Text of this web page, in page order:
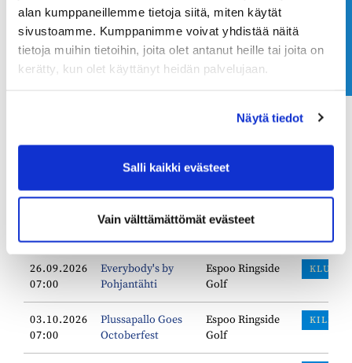
alan kumppaneillemme tietoja siitä, miten käytät
sivustoamme. Kumppanimme voivat yhdistää näitä
tietoja muihin tietoihin, joita olet antanut heille tai joita on
kerätty, kun olet käyttänyt heidän palvelujaan.
Näytä tiedot
Salli kaikki evästeet
Vain välttämättömät evästeet
19.09.2026
05:00
ERG Reikäpelit
Miehet
Espoo Ringside
Golf
19.09.2026
05:00
ERG Reikäpelit
Naiset
Espoo Ringside
Espoo Ringside
ERG Reikäpelit
Espoo Ringside
Junnukauden
Nurmikartanontie
26.09.2026
07:00
Everybody's by
Pohjantähti
Espoo Ringside
Golf
KLUBI
03.10.2026
07:00
Plussapallo Goes
Octoberfest
Espoo Ringside
Golf